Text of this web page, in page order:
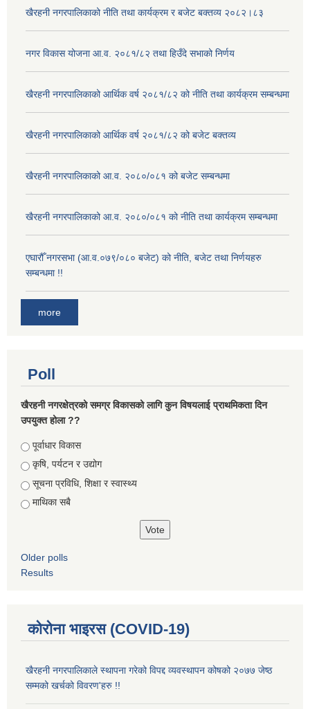
खैरहनी नगरपालिकाको नीति तथा कार्यक्रम र बजेट बक्तव्य २०८२।८३
नगर विकास योजना आ.व. २०८१/८२ तथा हिउँदे सभाको निर्णय
खैरहनी नगरपालिकाको आर्थिक वर्ष २०८१/८२ को नीति तथा कार्यक्रम सम्बन्धमा
खैरहनी नगरपालिकाको आर्थिक वर्ष २०८१/८२ को बजेट बक्तव्य
खैरहनी नगरपालिकाको आ.व. २०८०/०८१ को बजेट सम्बन्धमा
खैरहनी नगरपालिकाको आ.व. २०८०/०८१ को नीति तथा कार्यक्रम सम्बन्धमा
एघारौँ नगरसभा (आ.व.०७९/०८० बजेट) को नीति, बजेट तथा निर्णयहरु
सम्बन्धमा !!
more
Poll
खैरहनी नगरक्षेत्रको समग्र विकासको लागि कुन विषयलाई प्राथमिकता दिन
उपयुक्त होला ??
Choices
पूर्वाधार विकास
कृषि, पर्यटन र उद्योग
सूचना प्रविधि, शिक्षा र स्वास्थ्य
माथिका सबै
Older polls
Results
कोरोना भाइरस (COVID-19)
खैरहनी नगरपालिकाले स्थापना गरेको विपद्द व्यवस्थापन कोषको २०७७ जेष्ठ
सम्मको खर्चको विवरण'हरु !!